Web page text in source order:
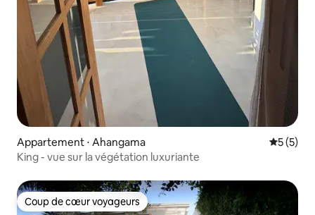
Appartement ⋅ Ahangama
5 (5)
King - vue sur la végétation luxuriante
Coup de cœur voyageurs
Coup de cœur voyageurs